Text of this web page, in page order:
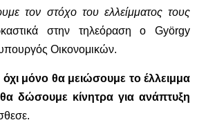
τον στόχο του ελλείμματος τους
στην τηλεόραση ο György
Οικονομικών.
μόνο θα μειώσουμε το έλλειμμα
δώσουμε κίνητρα για ανάπτυξη